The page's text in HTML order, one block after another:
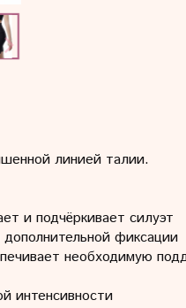
линией талии.
и подчёркивает силуэт
фиксации
необходимую
интенсивности